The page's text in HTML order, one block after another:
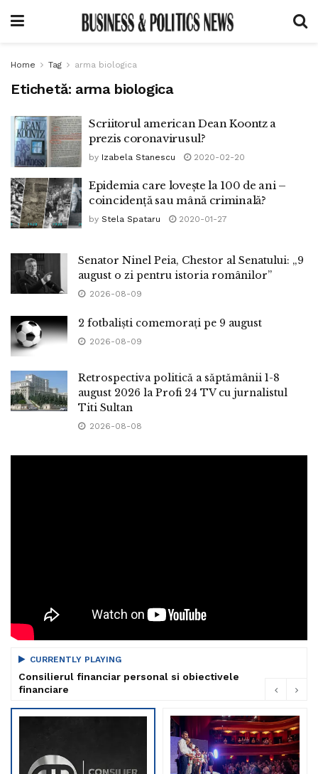
Home Tag arma biologica
Etichetă: arma biologica
Scriitorul american Dean Koontz a
prezis coronavirusul?
by Izabela Stanescu 2020-02-20
Epidemia care lovește la 100 de ani –
coincidență sau mână criminală?
by Stela Spataru 2020-01-27
Senator Ninel Peia, Chestor al Senatului: „9
august o zi pentru istoria românilor”
2026-08-09
2 fotbaliști comemorați pe 9 august
2026-08-09
Retrospectiva politică a săptămânii 1-8
august 2026 la Profi 24 TV cu jurnalistul
Titi Sultan
2026-08-08
CURRENTLY PLAYING
Consilierul financiar personal si obiectivele
financiare